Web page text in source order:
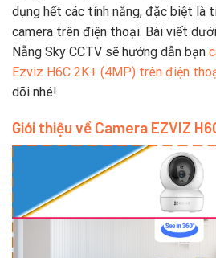
dụng hết các tính năng, đặc biệt là
camera trên điện thoại. Bài viết
Nẵng Sky CCTV sẽ hướng dẫn bạn
Ezviz H6C 2K+ (4MP) trên điện
dõi nhé!
Giới thiệu về Camera EZVIZ